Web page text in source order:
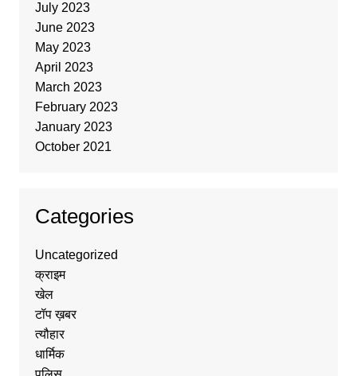
July 2023
June 2023
May 2023
April 2023
March 2023
February 2023
January 2023
October 2021
Categories
Uncategorized
क्राइम
खेल
टॉप ख़बर
त्यौहार
धार्मिक